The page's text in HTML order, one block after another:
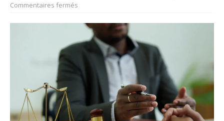
Commentaires fermés